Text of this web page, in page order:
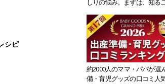
シピ
しりの悩み。まずは、知る
約2000人のママ・パパが選
備・育児グッズの口コミ人